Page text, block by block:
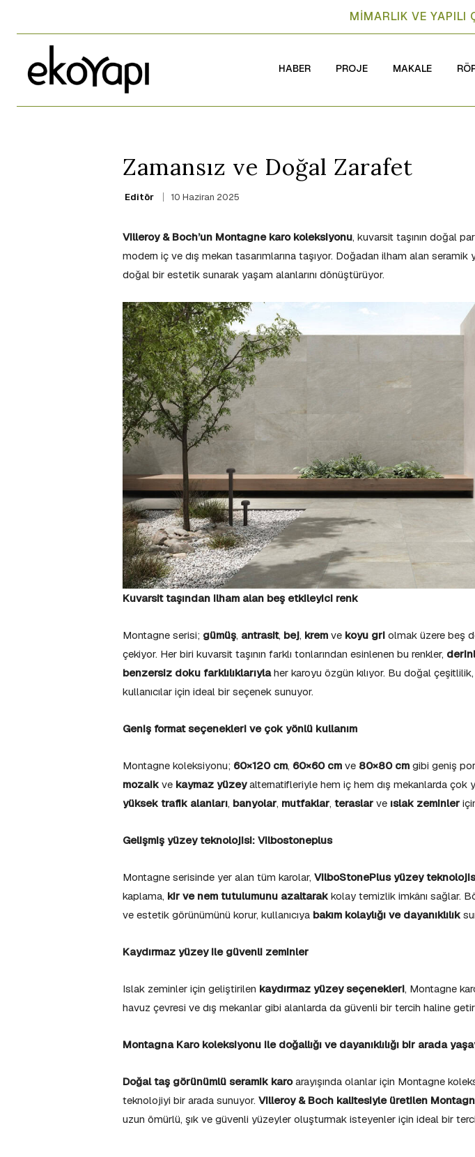
MİMARLIK VE YAPILI
HABER PROJE MAKALE
Zamansız ve Doğal Zarafet
Editör 10 Haziran 2025
Villeroy & Boch’un Montagne karo koleksiyonu, kuvarsit taşının doğal
modern iç ve dış mekan tasarımlarına taşıyor. Doğadan ilham alan seramik
doğal bir estetik sunarak yaşam alanlarını dönüştürüyor.
Kuvarsit taşından ilham alan beş etkileyici renk
Montagne serisi; gümüş, antrasit, bej, krem ve koyu gri olmak üzere beş
çekiyor. Her biri kuvarsit taşının farklı tonlarından esinlenen bu renkler,
benzersiz doku farklılıklarıylaher karoyu özgün kılıyor. Bu doğal
kullanıcılar için ideal bir seçenek sunuyor.
Geniş format seçenekleri ve çok yönlü kullanım
Montagne koleksiyonu; 60×120 cm, 60×60 cm ve 80×80 cm gibi geniş
mozaik ve kaymaz yüzeyalternatifleriyle hem iç hem dış mekanlarda çok
yüksek trafik alanları, banyolar, mutfaklar, teraslar ve ıslak zeminler
Gelişmiş yüzey teknolojisi: Vilbostoneplus
Montagne serisinde yer alan tüm karolar, VilboStonePlus yüzey
kaplama, kir ve nem tutulumunu azaltarak kolay temizlik imkânı sağlar.
ve estetik görünümünü korur, kullanıcıya bakım kolaylığı ve dayanıklılık
Kaydırmaz yüzey ile güvenli zeminler
Islak zeminler için geliştirilen kaydırmaz yüzey seçenekleri, Montagne
havuz çevresi ve dış mekanlar gibi alanlarda da güvenli bir tercih haline
Montagna Karo koleksiyonu ile doğallığı ve dayanıklılığı bir arada
Doğal taş görünümlü seramik karoarayışında olanlar için Montagne
teknolojiyi bir arada sunuyor. Villeroy & Boch kalitesiyle üretilen
uzun ömürlü, şık ve güvenli yüzeyler oluşturmak isteyenler için ideal bir